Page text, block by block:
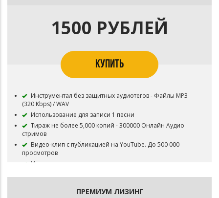
1500 РУБЛЕЙ
КУПИТЬ
Инструментал без защитных аудиотегов - Файлы MP3
(320 Kbps) / WAV
Использование для записи 1 песни
Тираж не более 5,000 копий - 300000 Онлайн Аудио
стримов
Видео-клип с публикацией на YouTube. До 500 000
просмотров
Инструментал остается в продаже до покупки
В названии трека необходимо указать (Prod.
ПРЕМИУМ ЛИЗИНГ